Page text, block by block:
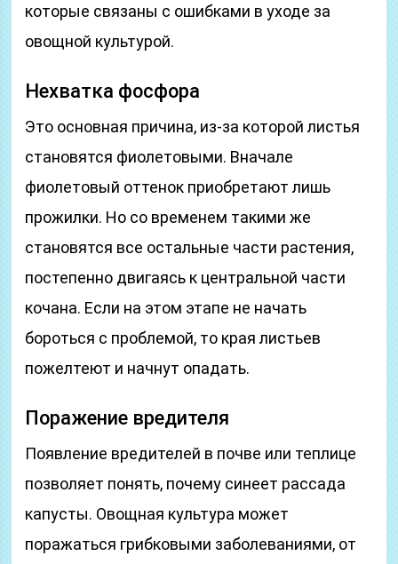
которые связаны с ошибками в уходе за
овощной культурой.
Нехватка фосфора
Это основная причина, из-за которой листья
становятся фиолетовыми. Вначале
фиолетовый оттенок приобретают лишь
прожилки. Но со временем такими же
становятся все остальные части растения,
постепенно двигаясь к центральной части
кочана. Если на этом этапе не начать
бороться с проблемой, то края листьев
пожелтеют и начнут опадать.
Поражение вредителя
Появление вредителей в почве или теплице
позволяет понять, почему синеет рассада
капусты. Овощная культура может
поражаться грибковыми заболеваниями, от